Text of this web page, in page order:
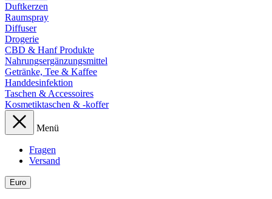
Duftkerzen
Raumspray
Diffuser
Drogerie
CBD & Hanf Produkte
Nahrungsergänzungsmittel
Getränke, Tee & Kaffee
Handdesinfektion
Taschen & Accessoires
Kosmetiktaschen & -koffer
Menü
Fragen
Versand
Euro